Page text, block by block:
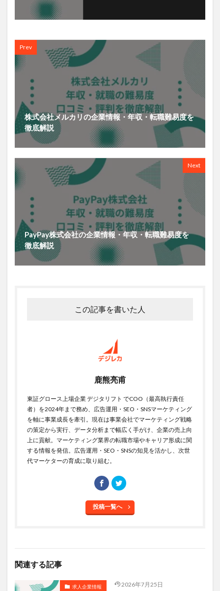
Prev
株式会社メルカリの企業情報・年収・転職難易度を
徹底解説
Next
PayPay株式会社の企業情報・年収・転職難易度を
徹底解説
この記事を書いた人
鹿熊亮甫
東証グロース上場企業 デジタリフト でCOO（最高執行責任
者）を2024年まで務め、広告運用・SEO・SNSマーケティング
を軸に事業成長を牽引。現在は事業会社でマーケティング戦略
の策定から実行、データ分析まで幅広く手がけ、企業の売上向
上に貢献。マーケティング業界の転職市場やキャリア形成に関
する情報を発信。広告運用・SEO・SNSの知見を活かし、次世
代マーケターの育成に取り組む。
投稿一覧へ
関連する記事
求人企業情報 2026年7月25日